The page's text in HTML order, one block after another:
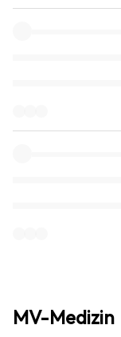
MV-Medizin